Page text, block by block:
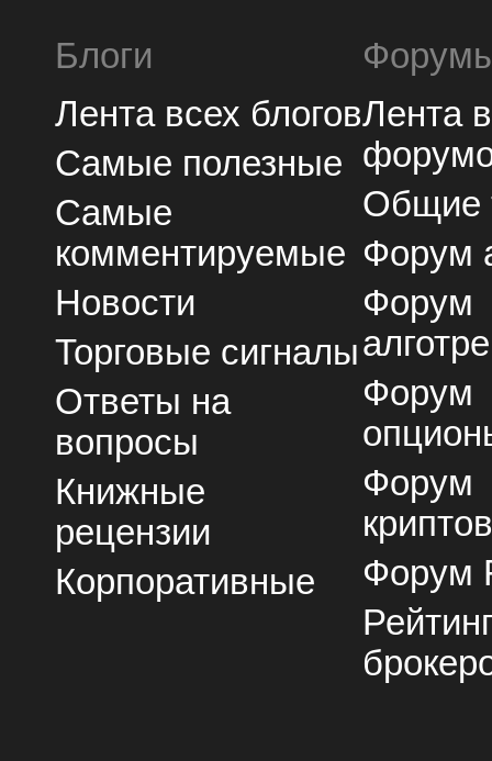
Блоги
Лента всех блогов
Самые полезные
Самые
комментируемые
Новости
Торговые сигналы
Ответы на
вопросы
Книжные
рецензии
Корпоративные
Лента
Общие
Форум
Форум
Форум
Форум
Форум